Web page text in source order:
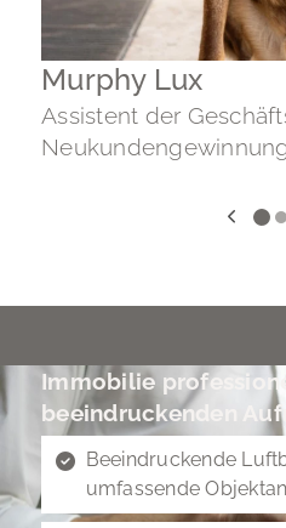
Murphy Lux
Assistent der
Neukundengewinnung
Immobilie
beeindruckenden
Beeindruckende
umfassende